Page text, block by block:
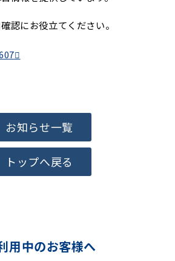
認にお役立てください。
お知らせ一覧
トップへ戻る
用中のお客様へ